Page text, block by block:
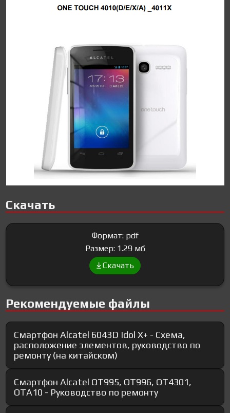
Скачать
Формат: pdf
Размер: 1.29 мб
Скачать
Рекомендуемые файлы
Смартфон Alcatel 6043D Idol X+ - Схема,
расположение элементов, руководство по
ремонту (на китайском)
Смартфон Alcatel OT995, OT996, OT4301,
OTA10 - Руководство по ремонту